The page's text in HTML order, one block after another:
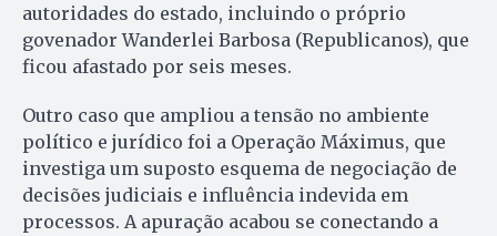
autoridades do estado, incluindo o próprio
govenador Wanderlei Barbosa (Republicanos), que
ficou afastado por seis meses.
Outro caso que ampliou a tensão no ambiente
político e jurídico foi a Operação Máximus, que
investiga um suposto esquema de negociação de
decisões judiciais e influência indevida em
processos. A apuração acabou se conectando a